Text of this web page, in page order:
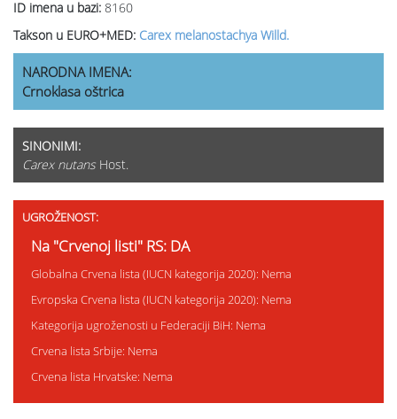
ID imena u bazi: 8160
Takson u EURO+MED: Carex melanostachya Willd.
NARODNA IMENA:
Crnoklasa oštrica
SINONIMI:
Carex nutans Host.
UGROŽENOST:
Na "Crvenoj listi" RS: DA
Globalna Crvena lista (IUCN kategorija 2020): Nema
Evropska Crvena lista (IUCN kategorija 2020): Nema
Kategorija ugroženosti u Federaciji BiH: Nema
Crvena lista Srbije: Nema
Crvena lista Hrvatske: Nema